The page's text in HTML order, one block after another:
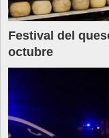
Festival del
octubre